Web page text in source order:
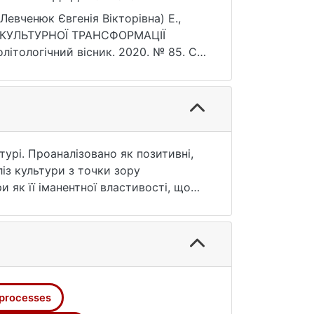
36 Євгенія Вікторівна) E.,
ТРАНСФОРМАЦІЇ
вісник. 2020. № 85. С.
Проаналізовано як позитивні,
культури з точки зору
як її іманентної властивості, що
що велика ймовірність
Рівень хаотизації
змін культури в
соціокультурної
систем, що
міру впливу на них, тому що на